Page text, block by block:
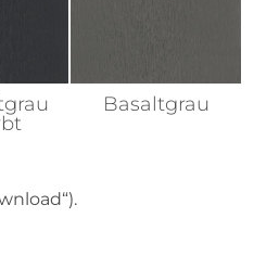
Basaltgrau